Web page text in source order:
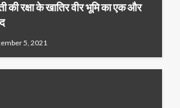
की रक्षा के खातिर वीर भूमि का एक और
5, 2021